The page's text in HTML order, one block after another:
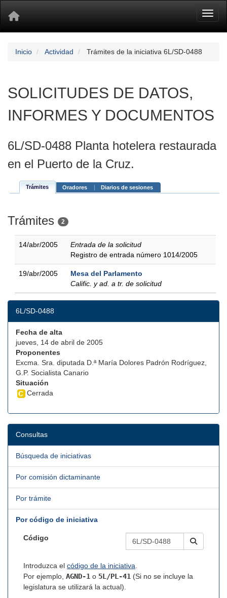
Inicio Actividad Trámites de la iniciativa 6L/SD-0488
SOLICITUDES DE DATOS,
INFORMES Y DOCUMENTOS
6L/SD-0488 Planta hotelera restaurada
en el Puerto de la Cruz.
Trámites Oradores Diarios de sesiones
Trámites 2
14/abr/2005
Entrada de la solicitud
Registro de entrada número 1014/2005
19/abr/2005
Mesa del Parlamento
Calific. y ad. a tr. de solicitud
6L/SD-0488
Fecha de alta
jueves, 14 de abril de 2005
Proponentes
Excma. Sra. diputada D.ª María Dolores Padrón Rodríguez,
G.P. Socialista Canario
Situación
Cerrada
Consultas
Búsqueda de iniciativas
Por comisión dictaminante
Por trámite
Por código de iniciativa
Código
Introduzca el código de la iniciativa.
Por ejemplo, AGND-1 o 5L/PL-41 (Si no se incluye la
legislatura se utilizará la actual).